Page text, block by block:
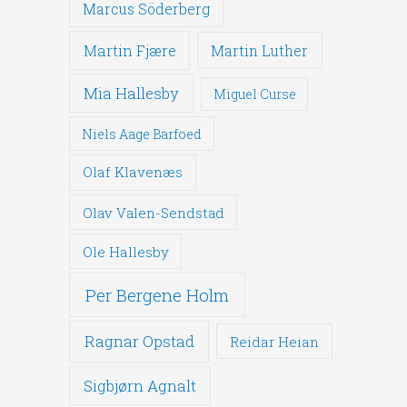
Marcus Söderberg
Martin Fjære Martin Luther
Mia Hallesby Miguel Curse
Niels Aage Barfoed
Olaf Klavenæs
Olav Valen-Sendstad
Ole Hallesby
Per Bergene Holm
Ragnar Opstad Reidar Heian
Sigbjørn Agnalt